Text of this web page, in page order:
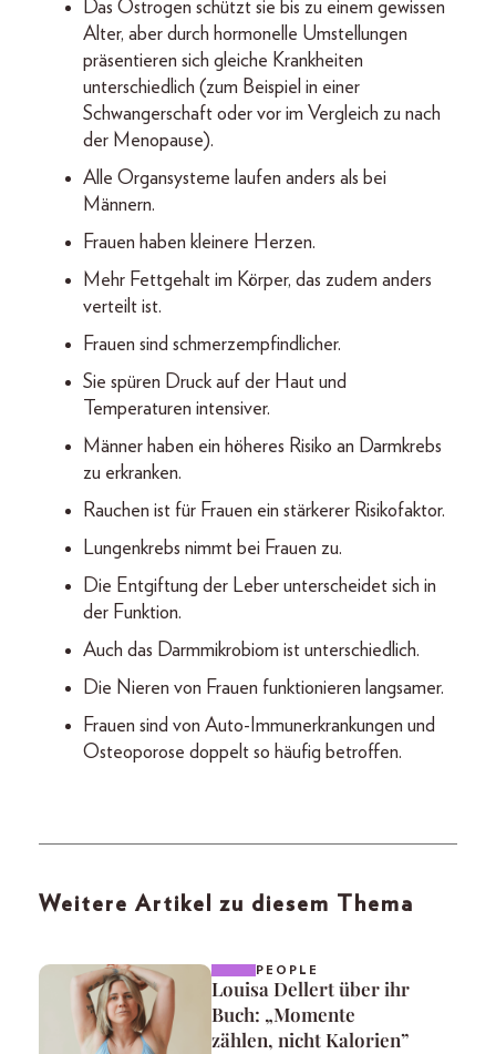
Das Östrogen schützt sie bis zu einem gewissen
Alter, aber durch hormonelle Umstellungen
präsentieren sich gleiche Krankheiten
unterschiedlich (zum Beispiel in einer
Schwangerschaft oder vor im Vergleich zu nach
der Menopause).
Alle Organsysteme laufen anders als bei
Männern.
Frauen haben kleinere Herzen.
Mehr Fettgehalt im Körper, das zudem anders
verteilt ist.
Frauen sind schmerzempfindlicher.
Sie spüren Druck auf der Haut und
Temperaturen intensiver.
Männer haben ein höheres Risiko an Darmkrebs
zu erkranken.
Rauchen ist für Frauen ein stärkerer Risikofaktor.
Lungenkrebs nimmt bei Frauen zu.
Die Entgiftung der Leber unterscheidet sich in
der Funktion.
Auch das Darmmikrobiom ist unterschiedlich.
Die Nieren von Frauen funktionieren langsamer.
Frauen sind von Auto-Immunerkrankungen und
Osteoporose doppelt so häufig betroffen.
Weitere Artikel zu diesem Thema
PEOPLE
Louisa Dellert über ihr
Buch: „Momente
zählen, nicht Kalorien”